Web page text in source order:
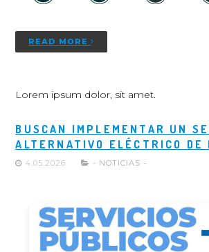
READ MORE
Lorem ipsum dolor, sit amet.
BUSCAN IMPLEMENTAR UN
ALTERNATIVO ELÉCTRICO DE
4.05.2026 - NOTICIAS -